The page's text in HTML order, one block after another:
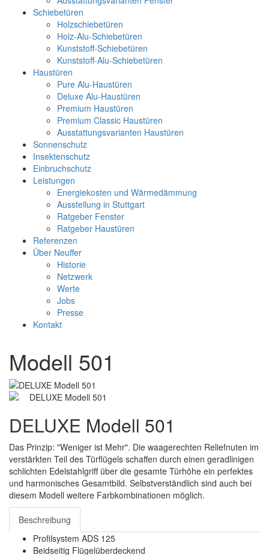
Schiebetüren
Holzschiebetüren
Holz-Alu-Schiebetüren
Kunststoff-Schiebetüren
Kunststoff-Alu-Schiebetüren
Haustüren
Pure Alu-Haustüren
Deluxe Alu-Haustüren
Premium Haustüren
Premium Classic Haustüren
Ausstattungsvarianten Haustüren
Sonnenschutz
Insektenschutz
Einbruchschutz
Leistungen
Energiekosten und Wärmedämmung
Ausstellung in Stuttgart
Ratgeber Fenster
Ratgeber Haustüren
Referenzen
Über Neuffer
Historie
Netzwerk
Werte
Jobs
Presse
Kontakt
Modell 501
DELUXE Modell 501
Das Prinzip: "Weniger ist Mehr". Die waagerechten Reliefnuten im
verstärkten Teil des Türflügels schaffen durch einen geradlinigen
schlichten Edelstahlgriff über die gesamte Türhöhe ein perfektes
und harmonisches Gesamtbild. Selbstverständlich sind auch bei
diesem Modell weitere Farbkombinationen möglich.
Beschreibung
Profilsystem ADS 125
Beidseitig Flügelüberdeckend